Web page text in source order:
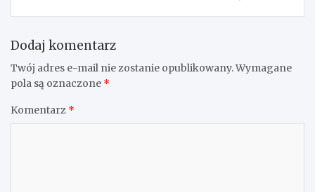
Dodaj komentarz
Twój adres e-mail nie zostanie opublikowany.Wymagane
pola są oznaczone *
Komentarz *